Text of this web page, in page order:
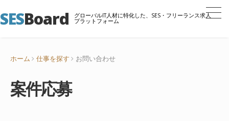
SESBoard グローバルIT人材に特化した、SES・フリーランス求人
プラットフォーム
ホーム 仕事を探す お問い合わせ
案件応募